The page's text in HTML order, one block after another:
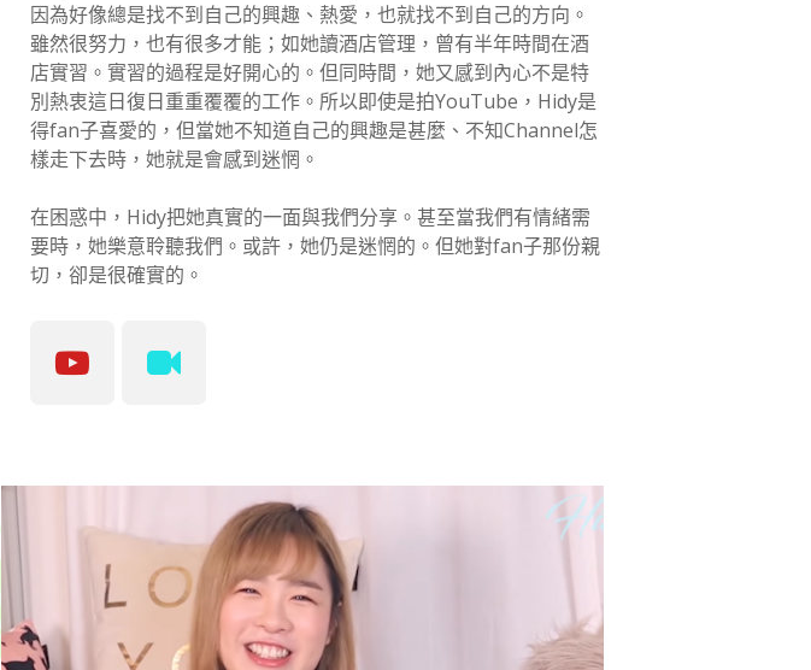
因為好像總是找不到自己的興趣、熱愛，也就找不到自己的方向。
雖然很努力，也有很多才能；如她讀酒店管理，曾有半年時間在酒
店實習。實習的過程是好開心的。但同時間，她又感到內心不是特
別熱衷這日復日重重覆覆的工作。所以即使是拍YouTube，Hidy是
得fan子喜愛的，但當她不知道自己的興趣是甚麼、不知Channel怎
樣走下去時，她就是會感到迷惘。
在困惑中，Hidy把她真實的一面與我們分享。甚至當我們有情緒需
要時，她樂意聆聽我們。或許，她仍是迷惘的。但她對fan子那份親
切，卻是很確實的。